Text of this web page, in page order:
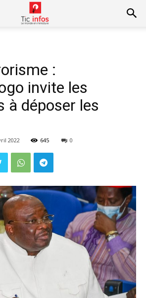
:
invite les
à déposer les
2022 645 0